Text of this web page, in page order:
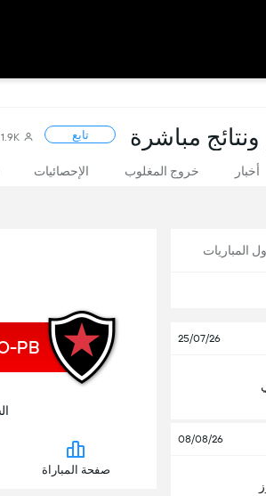
مباشرة تابع 1.9K
أخبار خروج المغلوب الإحصائيات
المباريات
25/07/26
08/08/26
PB
السبت, 08
صفحة المباراة